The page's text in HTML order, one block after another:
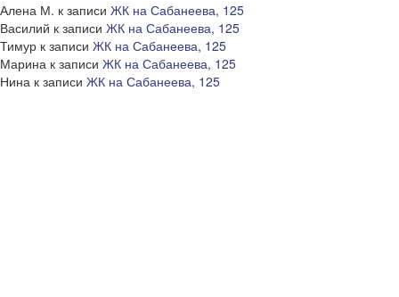
Алена М. к записи ЖК на Сабанеева, 125
Василий к записи ЖК на Сабанеева, 125
Тимур к записи ЖК на Сабанеева, 125
Марина к записи ЖК на Сабанеева, 125
Нина к записи ЖК на Сабанеева, 125